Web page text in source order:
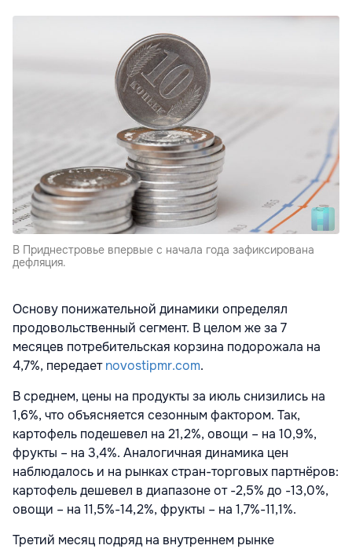
В Приднестровье впервые с начала года зафиксирована
дефляция.
Основу понижательной динамики определял
продовольственный сегмент. В целом же за 7
месяцев потребительская корзина подорожала на
4,7%, передаетnovostipmr.com.
В среднем, цены на продукты за июль снизились на
1,6%, что объясняется сезонным фактором. Так,
картофель подешевел на 21,2%, овощи – на 10,9%,
фрукты – на 3,4%. Аналогичная динамика цен
наблюдалось и на рынках стран-торговых партнёров:
картофель дешевел в диапазоне от -2,5% до -13,0%,
овощи – на 11,5%-14,2%, фрукты – на 1,7%-11,1%.
Третий месяц подряд на внутреннем рынке